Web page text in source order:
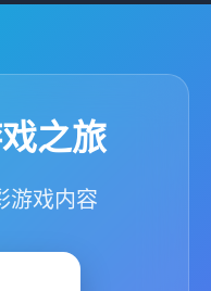
之旅
游戏内容